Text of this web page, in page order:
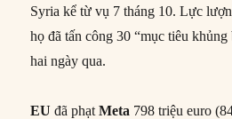
Syria kể từ vụ 7 tháng 10. Lực
họ đã tấn công 30 “mục tiêu
hai ngày qua.
EU đã phạtMeta 798 triệu euro